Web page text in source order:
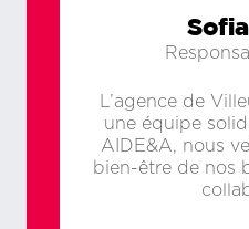
L’agence de
une équipe
AIDE&A, nous
bien-être de nos